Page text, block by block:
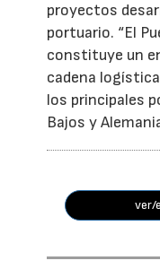
proyectos
portuario. “El
constituye un
cadena
los principales
Bajos y
ver/